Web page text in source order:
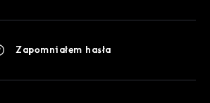
Zapomniałem hasła